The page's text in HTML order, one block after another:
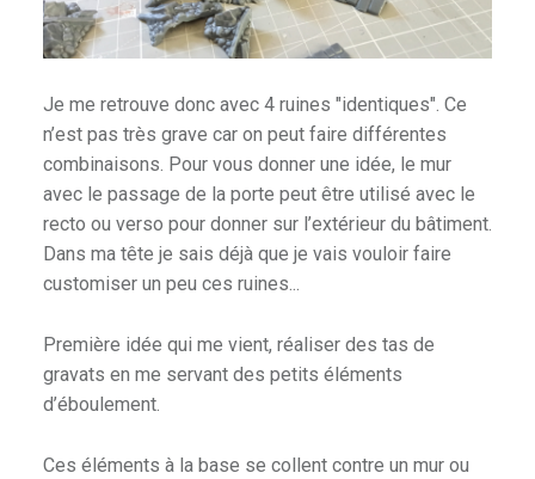
Je me retrouve donc avec 4 ruines "identiques". Ce
n’est pas très grave car on peut faire différentes
combinaisons. Pour vous donner une idée, le mur
avec le passage de la porte peut être utilisé avec le
recto ou verso pour donner sur l’extérieur du bâtiment.
Dans ma tête je sais déjà que je vais vouloir faire
customiser un peu ces ruines...
Première idée qui me vient, réaliser des tas de
gravats en me servant des petits éléments
d’éboulement.
Ces éléments à la base se collent contre un mur ou